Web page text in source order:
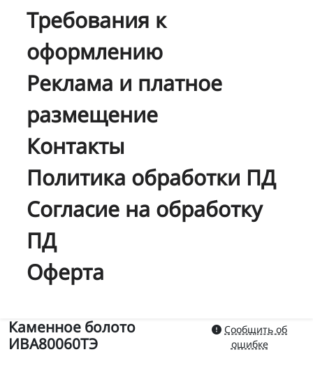
Требования к
оформлению
Реклама и платное
размещение
Контакты
Политика обработки ПД
Согласие на обработку
ПД
Оферта
Каменное болото
ИВА80060ТЭ
Сообщить об
ошибке